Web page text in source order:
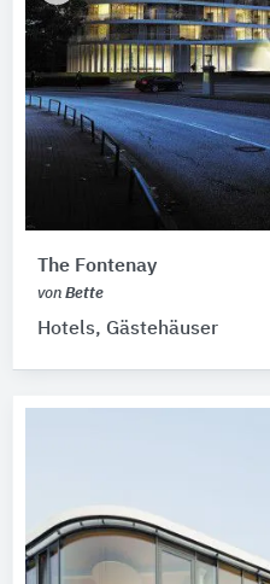
The Fontenay
von Bette
Hotels, Gästehäuser